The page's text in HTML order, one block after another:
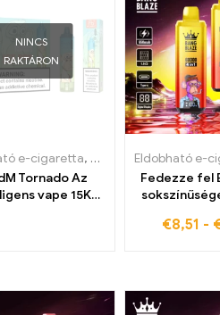
NINCS
RAKTÁRON
e-cigaretta, Eldobható e-cigaretta
Tornado Az
vape 15K
Eldobható e-
Fedezze fel
€8,51 -